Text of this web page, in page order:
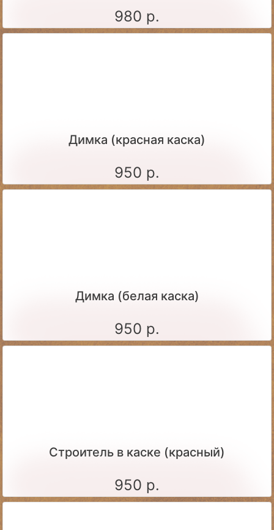
980 р.
Димка (красная каска)
950 р.
Димка (белая каска)
950 р.
Строитель в каске (красный)
950 р.